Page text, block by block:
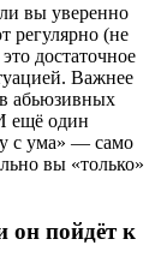
вы уверенно
регулярно (не
достаточное
Важнее
абьюзивных
ещё один
с ума» — само
вы «только»
он пойдёт к